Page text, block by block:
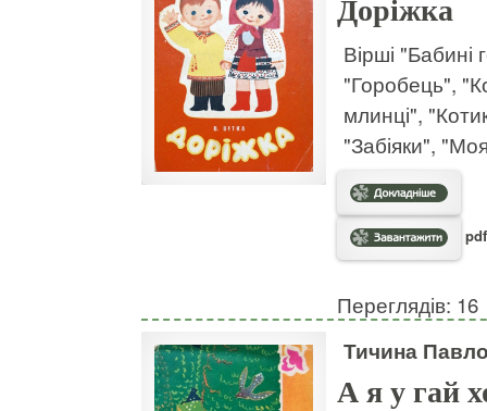
Доріжка
Вірші
"Горобець",
млинці",
"Забіяки",
Переглядів: 16
Тичина
А я у гай